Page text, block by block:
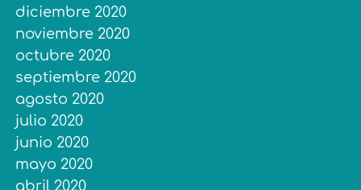
diciembre 2020
noviembre 2020
octubre 2020
septiembre 2020
agosto 2020
julio 2020
junio 2020
mayo 2020
abril 2020